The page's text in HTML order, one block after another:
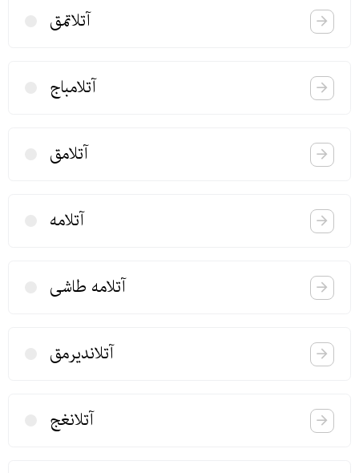
آتلاتمق
آتلامباج
آتلامق
آتلامه
آتلامه طاشی
آتلاندیرمق
آتلانغج